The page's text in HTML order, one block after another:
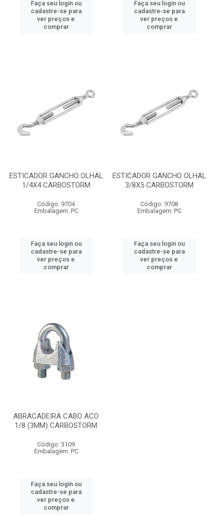
Faça seu login ou
cadastre-se para
ver preços e
comprar
Faça seu login ou
cadastre-se para
ver preços e
comprar
ESTICADOR GANCHO OLHAL
1/4X4 CARBOSTORM
Código: 9704
Embalagem: PC
Faça seu login ou
cadastre-se para
ver preços e
comprar
ESTICADOR GANCHO OLHAL
3/8X5 CARBOSTORM
Código: 9708
Embalagem: PC
Faça seu login ou
cadastre-se para
ver preços e
comprar
ABRACADEIRA CABO ACO
1/8 (3MM) CARBOSTORM
Código: 3109
Embalagem: PC
Faça seu login ou
cadastre-se para
ver preços e
comprar